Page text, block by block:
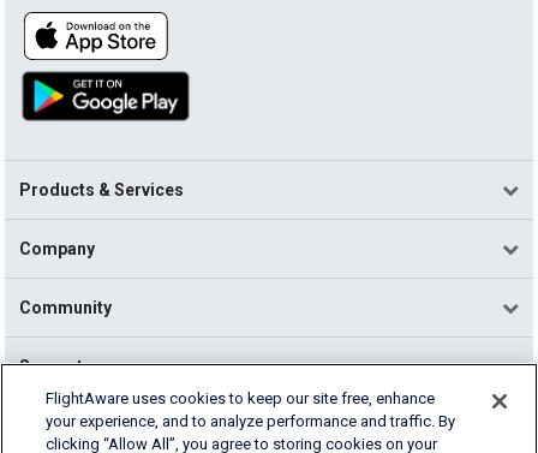
Products & Services
Company
Community
Support
English (USA)
FlightAware uses cookies to keep our site free, enhance
your experience, and to analyze performance and traffic. By
clicking “Allow All”, you agree to storing cookies on your